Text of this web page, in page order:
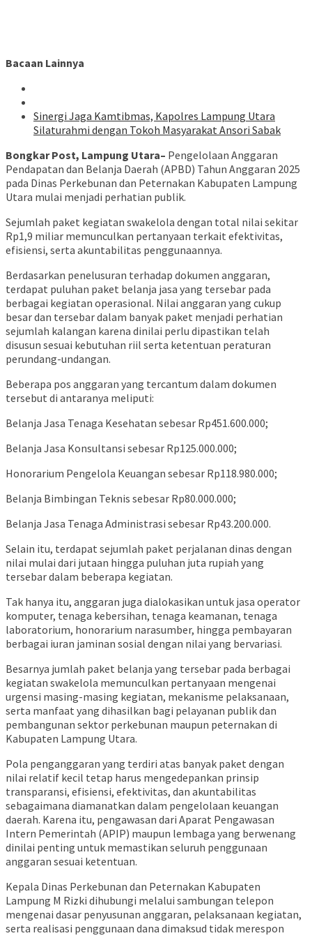
Bacaan Lainnya
Sinergi Jaga Kamtibmas, Kapolres Lampung Utara
Silaturahmi dengan Tokoh Masyarakat Ansori Sabak
Bongkar Post, Lampung Utara– Pengelolaan Anggaran
Pendapatan dan Belanja Daerah (APBD) Tahun Anggaran 2025
pada Dinas Perkebunan dan Peternakan Kabupaten Lampung
Utara mulai menjadi perhatian publik.
Sejumlah paket kegiatan swakelola dengan total nilai sekitar
Rp1,9 miliar memunculkan pertanyaan terkait efektivitas,
efisiensi, serta akuntabilitas penggunaannya.
Berdasarkan penelusuran terhadap dokumen anggaran,
terdapat puluhan paket belanja jasa yang tersebar pada
berbagai kegiatan operasional. Nilai anggaran yang cukup
besar dan tersebar dalam banyak paket menjadi perhatian
sejumlah kalangan karena dinilai perlu dipastikan telah
disusun sesuai kebutuhan riil serta ketentuan peraturan
perundang-undangan.
Beberapa pos anggaran yang tercantum dalam dokumen
tersebut di antaranya meliputi:
Belanja Jasa Tenaga Kesehatan sebesar Rp451.600.000;
Belanja Jasa Konsultansi sebesar Rp125.000.000;
Honorarium Pengelola Keuangan sebesar Rp118.980.000;
Belanja Bimbingan Teknis sebesar Rp80.000.000;
Belanja Jasa Tenaga Administrasi sebesar Rp43.200.000.
Selain itu, terdapat sejumlah paket perjalanan dinas dengan
nilai mulai dari jutaan hingga puluhan juta rupiah yang
tersebar dalam beberapa kegiatan.
Tak hanya itu, anggaran juga dialokasikan untuk jasa operator
komputer, tenaga kebersihan, tenaga keamanan, tenaga
laboratorium, honorarium narasumber, hingga pembayaran
berbagai iuran jaminan sosial dengan nilai yang bervariasi.
Besarnya jumlah paket belanja yang tersebar pada berbagai
kegiatan swakelola memunculkan pertanyaan mengenai
urgensi masing-masing kegiatan, mekanisme pelaksanaan,
serta manfaat yang dihasilkan bagi pelayanan publik dan
pembangunan sektor perkebunan maupun peternakan di
Kabupaten Lampung Utara.
Pola penganggaran yang terdiri atas banyak paket dengan
nilai relatif kecil tetap harus mengedepankan prinsip
transparansi, efisiensi, efektivitas, dan akuntabilitas
sebagaimana diamanatkan dalam pengelolaan keuangan
daerah. Karena itu, pengawasan dari Aparat Pengawasan
Intern Pemerintah (APIP) maupun lembaga yang berwenang
dinilai penting untuk memastikan seluruh penggunaan
anggaran sesuai ketentuan.
Kepala Dinas Perkebunan dan Peternakan Kabupaten
Lampung M Rizki dihubungi melalui sambungan telepon
mengenai dasar penyusunan anggaran, pelaksanaan kegiatan,
serta realisasi penggunaan dana dimaksud tidak merespon